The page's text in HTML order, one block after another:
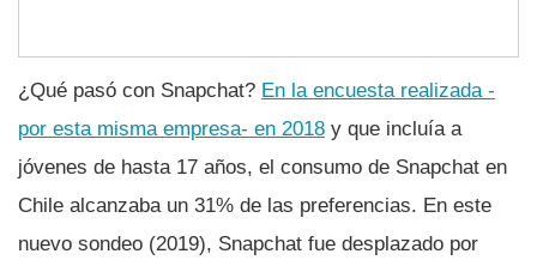
¿Qué pasó con Snapchat? En la encuesta realizada -
por esta misma empresa- en 2018 y que incluí­a a
jóvenes de hasta 17 años, el consumo de Snapchat en
Chile alcanzaba un 31% de las preferencias. En este
nuevo sondeo (2019), Snapchat fue desplazado por